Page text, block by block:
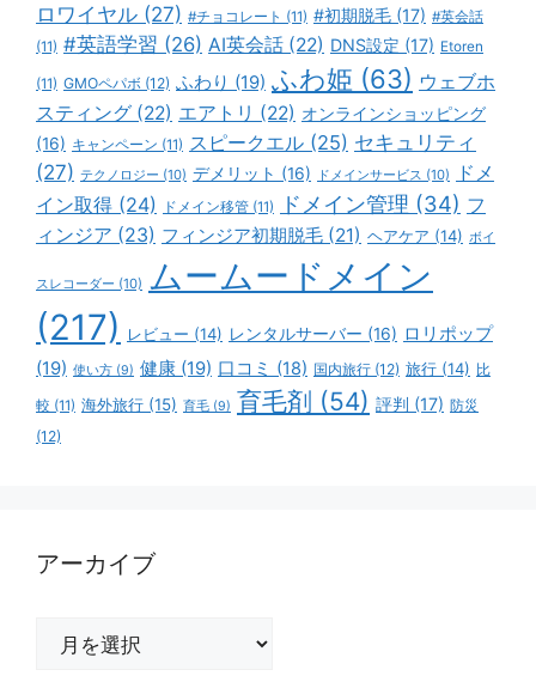
ロワイヤル (27) #チョコレート (11) #初期脱毛 (17) #英会話
(11) #英語学習 (26) AI英会話 (22) DNS設定 (17) Etoren
(11) GMOペパボ (12) ふわり (19) ふわ姫 (63) ウェブホ
スティング (22) エアトリ (22) オンラインショッピング
(16) キャンペーン (11) スピークエル (25) セキュリティ
(27) テクノロジー (10) デメリット (16) ドメインサービス (10)
ドメ
イン取得 (24) ドメイン移管 (11) ドメイン管理 (34) フ
ィンジア (23) フィンジア初期脱毛 (21) ヘアケア (14) ボイ
スレコーダー (10) ムームードメイン
(217)
レビュー (14) レンタルサーバー (16) ロリポップ
(19) 使い方 (9) 健康 (19) 口コミ (18) 国内旅行 (12) 旅行 (14) 比
較 (11) 海外旅行 (15) 育毛 (9) 育毛剤 (54) 評判 (17) 防災
(12)
アーカイブ